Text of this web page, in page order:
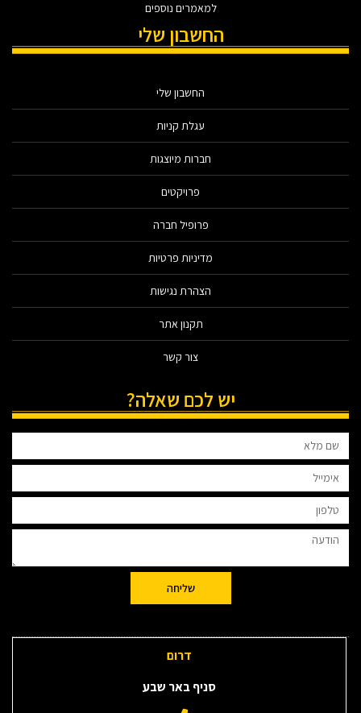
למאמרים נוספים
החשבון שלי
החשבון שלי
עגלת קניות
חברות מיוצגות
פרויקטים
פרופיל חברה
מדיניות פרטיות
הצהרת נגישות
תקנון אתר
צור קשר
יש לכם שאלה?
שליחה
דרום
סניף באר שבע